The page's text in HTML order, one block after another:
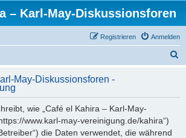
– Karl-May-Diskussionsforen
Anmelden
Registrieren
h
May-Diskussionsforen -
wie „Café el Kahira – Karl-May-
www.karl-may-vereinigung.de/kahira“)
die Daten verwendet, die während